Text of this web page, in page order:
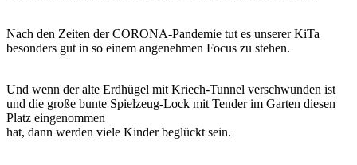
Nach den Zeiten der CORONA-Pandemie tut es unserer KiTa
besonders gut in so einem angenehmen Focus zu stehen.
Und wenn der alte Erdhügel mit Kriech-Tunnel verschwunden ist
und die große bunte Spielzeug-Lock mit Tender im Garten diesen
Platz eingenommen
hat, dann werden viele Kinder beglückt sein.